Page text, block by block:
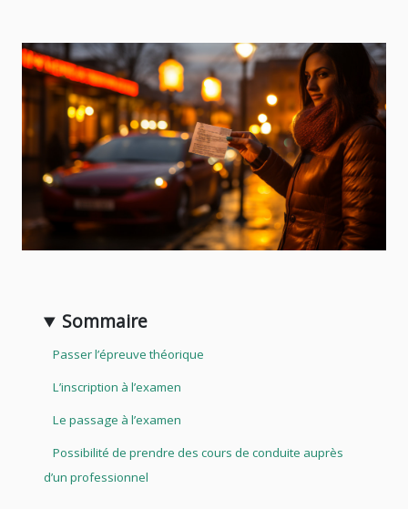
Sommaire
Passer l’épreuve théorique
L’inscription à l’examen
Le passage à l’examen
Possibilité de prendre des cours de conduite auprès
d’un professionnel